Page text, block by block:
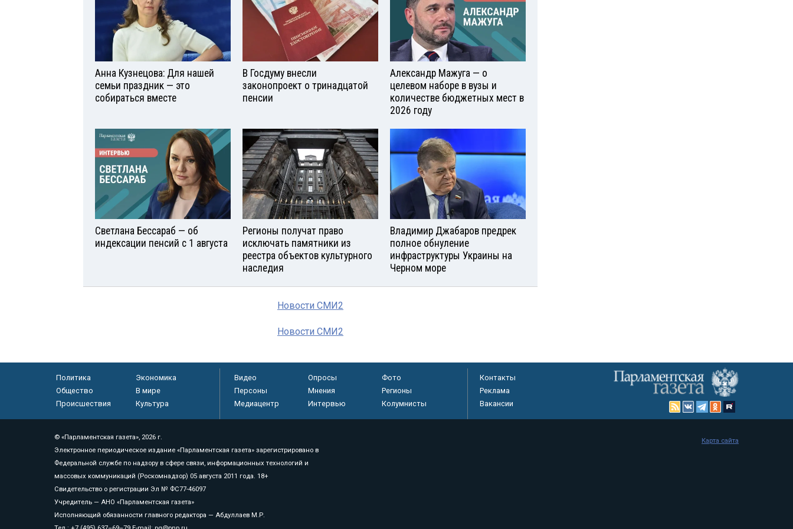
Анна Кузнецова: Для нашей
семьи праздник — это
собираться вместе
В Госдуму внесли
законопроект о тринадцатой
пенсии
Александр Мажуга — о
целевом наборе в вузы и
количестве бюджетных мест в
2026 году
Светлана Бессараб — об
индексации пенсий с 1 августа
Регионы получат право
исключать памятники из
реестра объектов культурного
наследия
Владимир Джабаров предрек
полное обнуление
инфраструктуры Украины на
Черном море
Новости СМИ2
Новости СМИ2
Политика
Экономика
Общество
В мире
Происшествия
Культура
Видео Опросы
Фото
Персоны
Мнения
Регионы
Медиацентр
Интервью Колумнисты
Контакты
Реклама
Вакансии
© «Парламентская газета», 2026 г.
Электронное периодическое издание «Парламентская газета» зарегистрировано в
Федеральной службе по надзору в сфере связи, информационных технологий и
массовых коммуникаций (Роскомнадзор) 05 августа 2011 года. 18+
Свидетельство о регистрации Эл № ФС77-46097
Учредитель — АНО «Парламентская газета»
Исполняющий обязанности главного редактора — Абдуллаев М.Р.
Карта сайта